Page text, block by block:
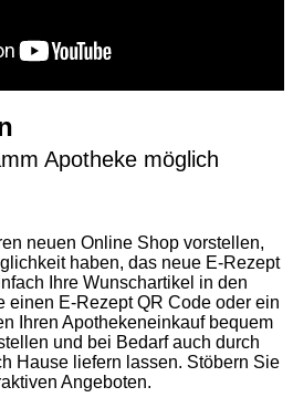
Apotheke möglich
neuen Online Shop vorstellen,
haben, das neue E-Rezept
Ihre Wunschartikel in den
einen E-Rezept QR Code oder ein
Ihren Apothekeneinkauf bequem
und bei Bedarf auch durch
Hause liefern lassen. Stöbern Sie
Angeboten.